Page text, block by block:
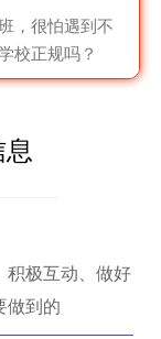
，很怕遇到不
校正规吗？
积极互动、做好
做到的